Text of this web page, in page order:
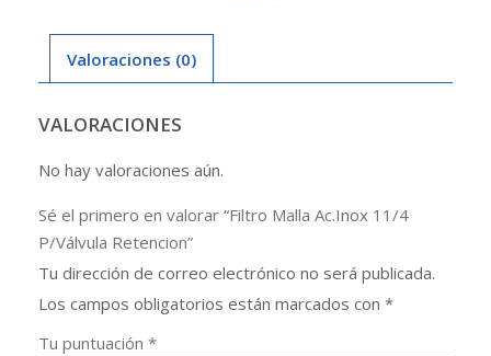
cantidad
Valoraciones (0)
VALORACIONES
No hay valoraciones aún.
Sé el primero en valorar “Filtro Malla Ac.Inox 11/4
P/Válvula Retencion”
Tu dirección de correo electrónico no será publicada.
Los campos obligatorios están marcados con *
Tu puntuación *